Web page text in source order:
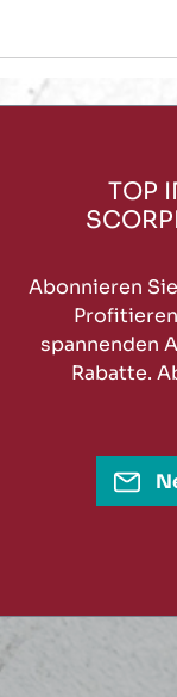
TOP
Abonnieren
spannenden
Rabatte.